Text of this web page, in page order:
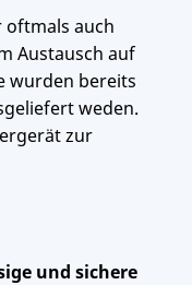
oftmals auch
Austausch auf
wurden bereits
weden.
zur
und sichere